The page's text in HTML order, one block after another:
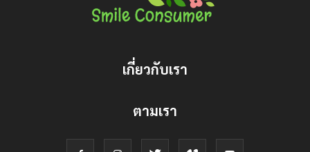
เกี่ยวกับเรา
ตามเรา